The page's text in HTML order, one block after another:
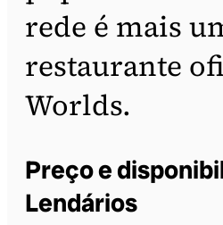
rede é mais
restaurante
Worlds.
Preço e
Lendários